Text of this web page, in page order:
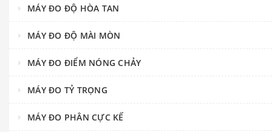
MÁY ĐO ĐỘ HÒA TAN
MÁY ĐO ĐỘ MÀI MÒN
MÁY ĐO ĐIỂM NÓNG CHẢY
MÁY ĐO TỶ TRỌNG
MÁY ĐO PHÂN CỰC KẾ